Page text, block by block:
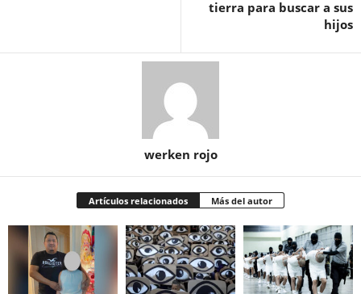
tierra para buscar a sus
hijos
werken rojo
Artículos relacionados Más del autor